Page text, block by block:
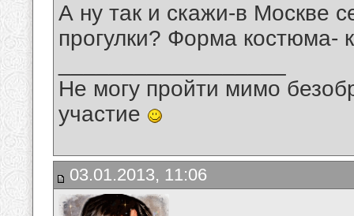
А ну так и скажи-в Москве
прогулки? Форма костюма-
Не могу пройти мимо
участие
03.01.2013, 11:06